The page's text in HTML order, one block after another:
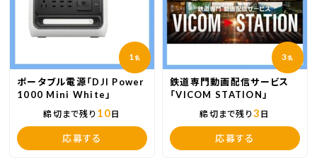
1 名
ポータブル電源「DJI Power
1000 Mini White」
締切まで残り 10日
応募する
3名
鉄道専門動画配信サービス
「VICOM STATION」
締切まで残り3 日
応募する